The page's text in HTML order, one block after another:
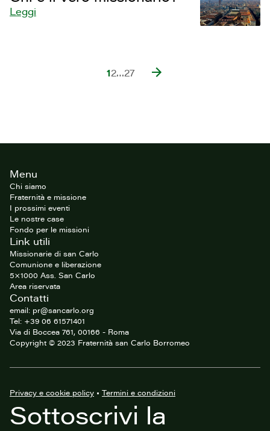
Leggi
12…27
FooterMenu
Chi siamo
Fraternità e missione
I prossimi eventi
Le nostre case
Fondo per le missioni
Link utili
Missionarie di san Carlo
Comunione e liberazione
5×1000 Ass. San Carlo
Area riservata
Contatti
email: pr@sancarlo.org
Tel: +39 06 61571401
Via di Boccea 761, 00166 - Roma
Copyright © 2023 Fraternità san Carlo Borromeo
Privacy e cookie policy • Termini e condizioni
Sottoscrivi la